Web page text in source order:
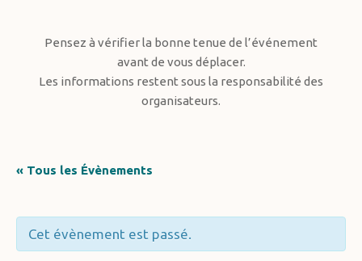
Pensez à vérifier la bonne tenue de l’événement
avant de vous déplacer.
Les informations restent sous la responsabilité des
organisateurs.
« Tous les Évènements
Cet évènement est passé.